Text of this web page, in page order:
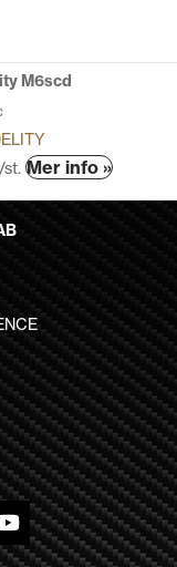
M6scd
/st. Mer info »Den
varianter.
De
olika
kan
väljas
på